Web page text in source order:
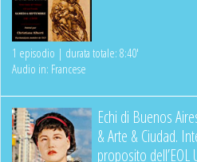
1 episodio | durata totale: 8:40'
Audio in: Francese
Echi di Buenos
& Arte & Ciudad.
proposito dell’EOL